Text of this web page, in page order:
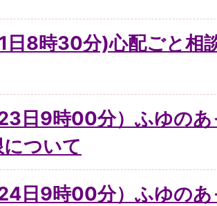
日8時30分)心配ごと相
23日9時00分）ふゆの
ついて
24日9時00分）ふゆの